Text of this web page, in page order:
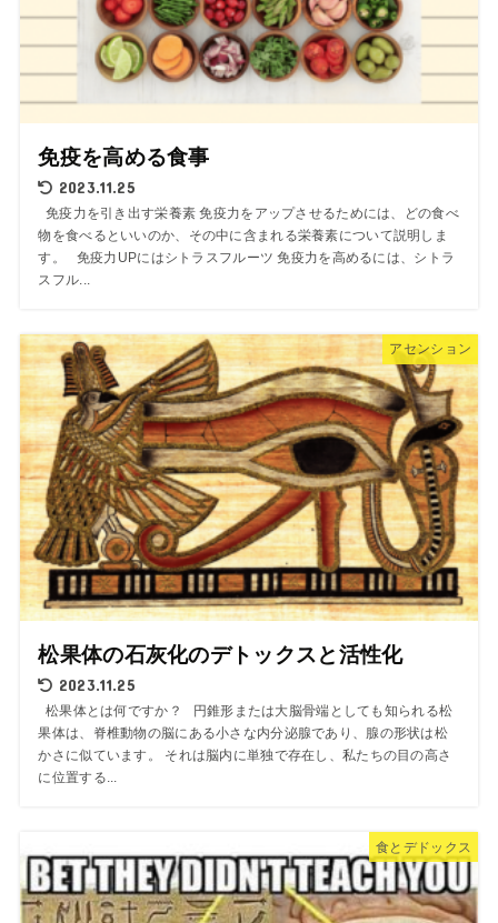
免疫を高める食事
2023.11.25
免疫力を引き出す栄養素 免疫力をアップさせるためには、どの食べ
物を食べるといいのか、その中に含まれる栄養素について説明しま
す。 免疫力UPにはシトラスフルーツ 免疫力を高めるには、シトラ
スフル...
アセンション
松果体の石灰化のデトックスと活性化
2023.11.25
松果体とは何ですか？ 円錐形または大脳骨端としても知られる松
果体は、脊椎動物の脳にある小さな内分泌腺であり、腺の形状は松
かさに似ています。 それは脳内に単独で存在し、私たちの目の高さ
に位置する...
食とデドックス